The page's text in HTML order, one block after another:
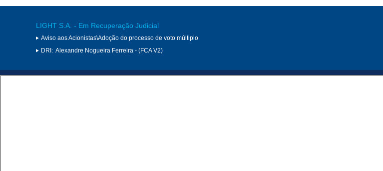
LIGHT S.A. - Em Recuperação Judicial
Aviso aos Acionistas\Adoção do processo de voto múltiplo
DRI: Alexandre Nogueira Ferreira - (FCA V2)